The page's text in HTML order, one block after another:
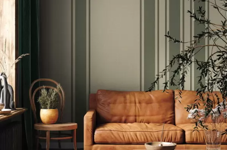
1216730грн/м²
Peel and Stick
1458875грн/м²